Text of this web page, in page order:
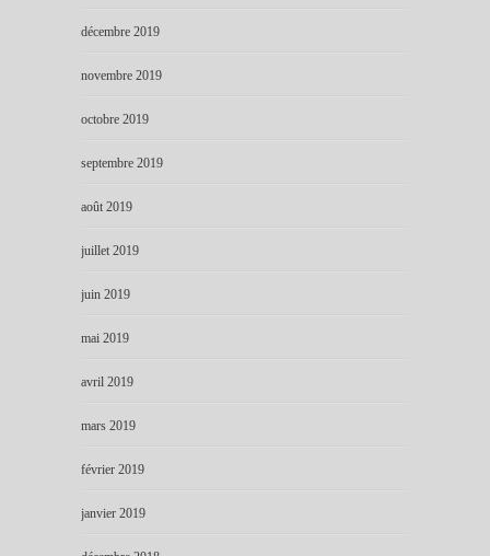
décembre 2019
novembre 2019
octobre 2019
septembre 2019
août 2019
juillet 2019
juin 2019
mai 2019
avril 2019
mars 2019
février 2019
janvier 2019